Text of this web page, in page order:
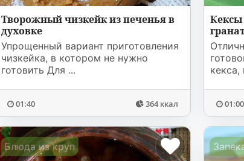
Творожный чизкейк из печенья в
духовке
Упрощенный вариант приготовления
чизкейка, в котором не нужно
готовить Для ...
01:40 364 ккал
Кексы
кекса,
01:00
Блюда из круп